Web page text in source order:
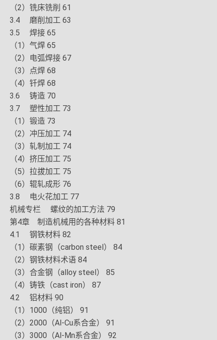
（2）铣床铣削 61
3.4 磨削加工 63
3.5 焊接 65
（1）气焊 65
（2）电弧焊接 67
（3）点焊 68
（4）钎焊 68
3.6 铸造 70
3.7 塑性加工 73
（1）锻造 73
（2）冲压加工 74
（3）轧制加工 74
（4）挤压加工 75
（5）拉拔加工 75
（6）辊轧成形 76
3.8 电火花加工 77
机械专栏 螺纹的加工方法 79
第4章 制造机械用的各种材料 81
4.1 钢铁材料 82
（1）碳素钢（carbon steel） 84
（2）钢铁材料术语 84
（3）合金钢（alloy steel） 85
（4）铸铁（cast iron） 87
4.2 铝材料 90
（1）1000（纯铝） 91
（2）2000（Al-Cu系合金） 91
（3）3000（Al-Mn系合金） 92